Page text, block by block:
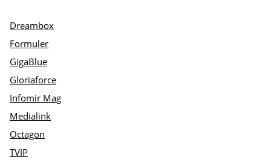
Dreambox
Formuler
GigaBlue
Gloriaforce
Infomir Mag
Medialink
Octagon
TVIP